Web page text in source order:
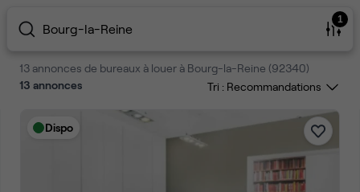
Bourg-la-Reine
1
13 annonces de bureaux à louer à Bourg-la-Reine (92340)
13 annonces Tri :
Dispo